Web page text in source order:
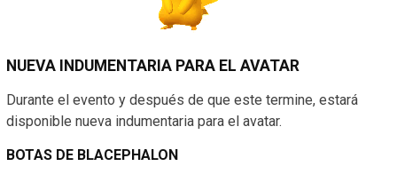
NUEVA INDUMENTARIA PARA EL AVATAR
Durante el evento y después de que este termine, estará
disponible nueva indumentaria para el avatar.
BOTAS DE BLACEPHALON